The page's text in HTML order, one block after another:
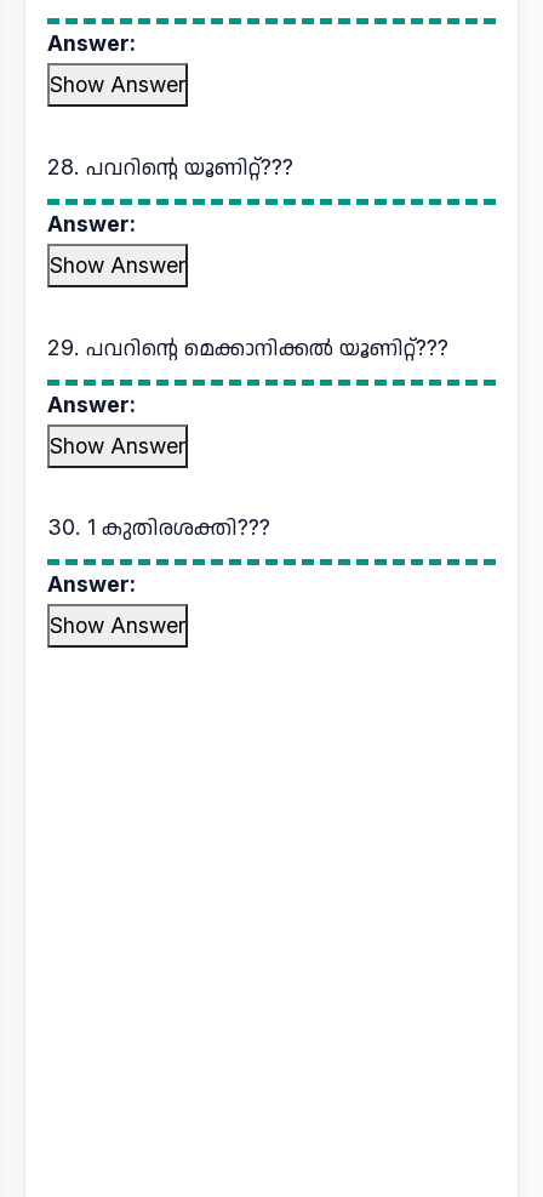
Answer:
Show Answer
28. പവറിന്റെ യൂണിറ്റ്???
Answer:
Show Answer
29. പവറിന്റെ മെക്കാനിക്കൽ യൂണിറ്റ്???
Answer:
Show Answer
30. 1 കുതിരശക്തി???
Answer:
Show Answer